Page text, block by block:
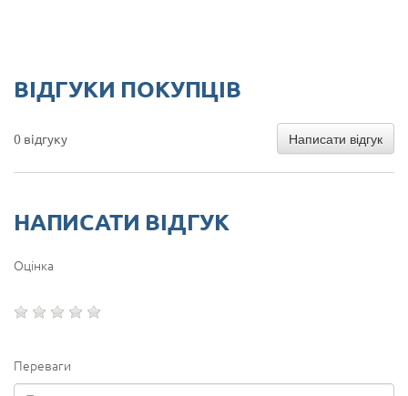
ВІДГУКИ ПОКУПЦІВ
0 відгуку Написати відгук
НАПИСАТИ ВІДГУК
Оцінка
Переваги